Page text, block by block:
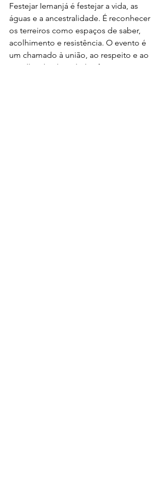
Festejar Iemanjá é festejar a vida, as
águas e a ancestralidade. É reconhecer
os terreiros como espaços de saber,
acolhimento e resistência. O evento é
um chamado à união, ao respeito e ao
orgulho da identidade afro-